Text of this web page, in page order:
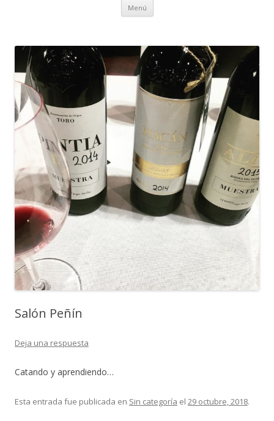
Menú Ir al contenido
Salón Peñín
Deja una respuesta
Catando y aprendiendo…
Esta entrada fue publicada en Sin categoría el 29 octubre, 2018.